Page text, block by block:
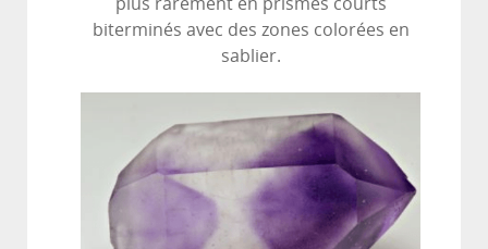
biterminés avec des zones colorées en
sablier.